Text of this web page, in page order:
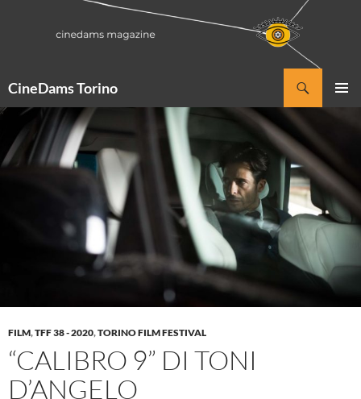
CineDams Torino
FILM,TFF 38 - 2020,TORINO FILM FESTIVAL
“CALIBRO 9” DI TONI
D’ANGELO